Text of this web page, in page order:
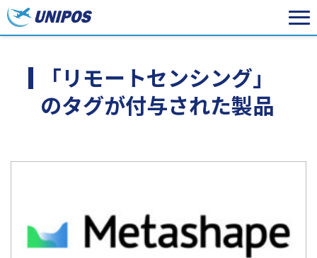
「リモートセンシング」
のタグが付与された製品